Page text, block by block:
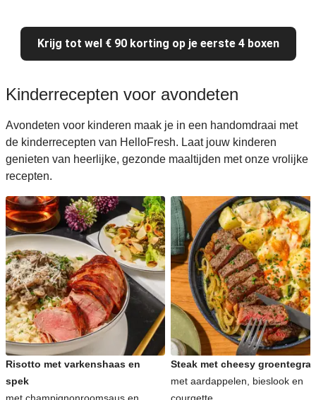
Krijg tot wel € 90 korting op je eerste 4 boxen
Kinderrecepten voor avondeten
Avondeten voor kinderen maak je in een handomdraai met
de kinderrecepten van HelloFresh. Laat jouw kinderen
genieten van heerlijke, gezonde maaltijden met onze vrolijke
recepten.
Risotto met varkenshaas en
spek
Steak met cheesy
met aardappelen, bieslook en